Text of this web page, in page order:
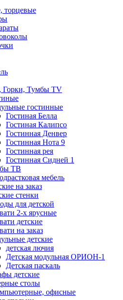
торцевые
Горки, Тумбы TV
гостинные
Гостиная Белла
Гостиная Калипсо
Гостинная Денвер
Гостинная Нота 9
Гостинная рея
Гостинная Сидней 1
ТВ
мебель
на заказ
стенки
для детской
2-х ярусные
детские
на заказ
детские
детская лючия
Детская модульная ОРИОН-1
Детская паскаль
детские
столы
офисные